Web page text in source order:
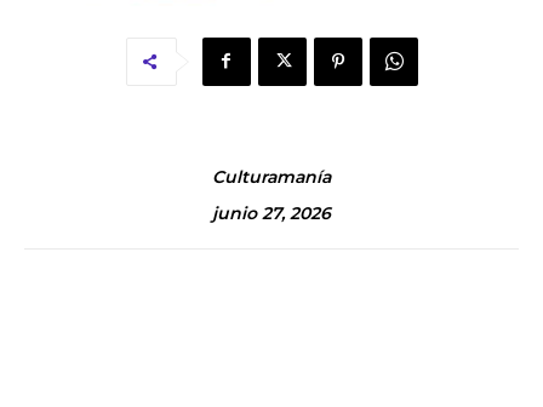
Culturamanía
junio 27, 2026